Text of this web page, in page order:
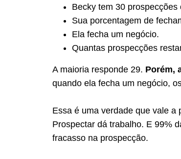
Becky tem 30 prospecções
Sua porcentagem de
Ela fecha um negócio.
Quantas prospecções
A maioria responde 29. Porém,
quando ela fecha um negócio,
Essa é uma verdade que vale a
Prospectar dá trabalho. E 99%
fracasso na prospecção.